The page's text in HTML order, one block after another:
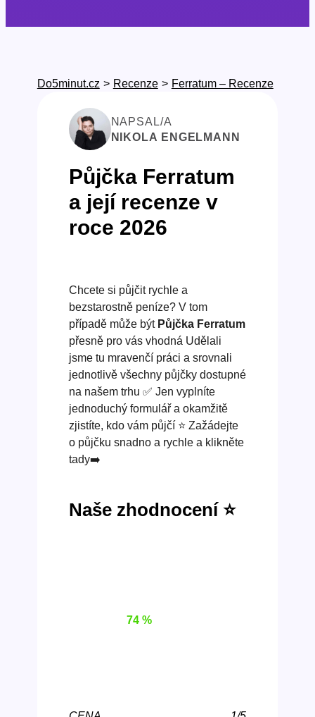
Do5minut.cz > Recenze > Ferratum – Recenze
NAPSAL/A
NIKOLA ENGELMANN
Půjčka Ferratum
a její recenze v
roce 2026
Chcete si půjčit rychle a
bezstarostně peníze? V tom
případě může být Půjčka Ferratum
přesně pro vás vhodná Udělali
jsme tu mravenčí práci a srovnali
jednotlivě všechny půjčky dostupné
na našem trhu ✅ Jen vyplníte
jednoduchý formulář a okamžitě
zjistíte, kdo vám půjčí ⭐ Zažádejte
o půjčku snadno a rychle a klikněte
tady➡️
Naše zhodnocení ⭐
74 %